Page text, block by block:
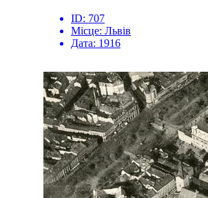
ID: 707
Місце: Львів
Дата: 1916